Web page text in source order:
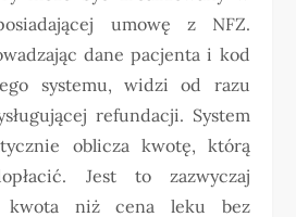
umowę z NFZ.
dane pacjenta i kod
systemu, widzi od razu
refundacji. System
oblicza kwotę, którą
Jest to zazwyczaj
kwota niż cena leku bez